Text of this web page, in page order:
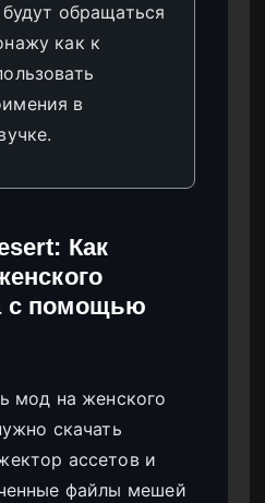
обращаться
как к
в
Как
с помощью
мод на женского
скачать
ассетов и
файлы мешей